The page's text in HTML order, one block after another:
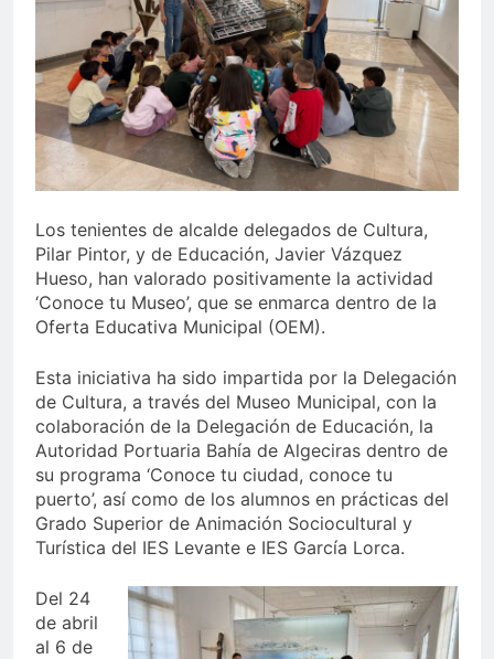
echa el cierre con éxito
rotundo
1 Semana Atrás
La Mancomunidad y el
Banco de Alimentos del
Campo de Gibraltar renuevan
su convenio de colaboración
1 Semana Atrás
Tráfico especial para
despedir la feria. Ojo si vas
a Santa Bárbara
2 Semanas Atrás
lo alto: Antonio José,
fuegos artificiales y música
hasta el amanecer
2 Semanas Atrás
Los tenientes de alcalde delegados de Cultura,
Pilar Pintor, y de Educación, Javier Vázquez
Hueso, han valorado positivamente la actividad
‘Conoce tu Museo’, que se enmarca dentro de la
Oferta Educativa Municipal (OEM).
Esta iniciativa ha sido impartida por la Delegación
de Cultura, a través del Museo Municipal, con la
colaboración de la Delegación de Educación, la
Autoridad Portuaria Bahía de Algeciras dentro de
su programa ‘Conoce tu ciudad, conoce tu
puerto’, así como de los alumnos en prácticas del
Grado Superior de Animación Sociocultural y
Turística del IES Levante e IES García Lorca.
Del 24
de abril
al 6 de